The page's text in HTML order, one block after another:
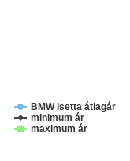
BMW Isetta átlagár
minimum ár
maximum ár